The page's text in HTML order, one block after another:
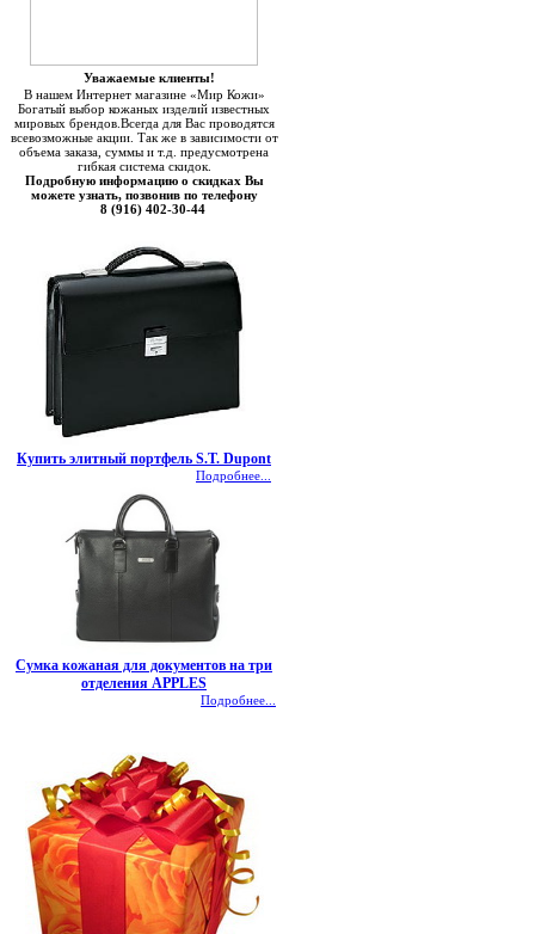
Уважаемые клиенты!
В нашем Интернет магазине «Мир Кожи»
Богатый выбор кожаных изделий известных
мировых брендов.Всегда для Вас проводятся
всевозможные акции. Так же в зависимости от
объема заказа, суммы и т.д. предусмотрена
гибкая система скидок.
Подробную информацию о скидках Вы
можете узнать, позвонив по телефону
8 (916) 402-30-44
Купить элитный портфель S.T. Dupont
Подробнее...
Сумка кожаная для документов на три
отделения APPLES
Подробнее...